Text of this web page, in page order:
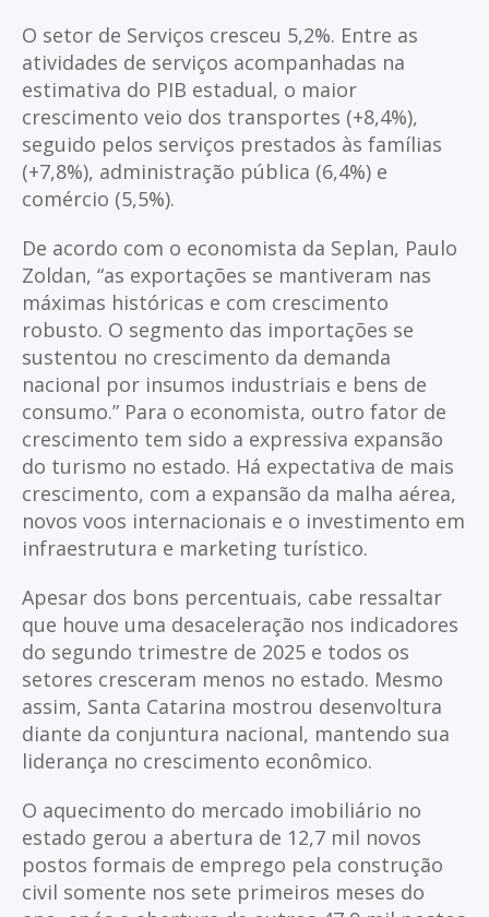
O setor de Serviços cresceu 5,2%. Entre as
atividades de serviços acompanhadas na
estimativa do PIB estadual, o maior
crescimento veio dos transportes (+8,4%),
seguido pelos serviços prestados às famílias
(+7,8%), administração pública (6,4%) e
comércio (5,5%).
De acordo com o economista da Seplan, Paulo
Zoldan, “as exportações se mantiveram nas
máximas históricas e com crescimento
robusto. O segmento das importações se
sustentou no crescimento da demanda
nacional por insumos industriais e bens de
consumo.” Para o economista, outro fator de
crescimento tem sido a expressiva expansão
do turismo no estado. Há expectativa de mais
crescimento, com a expansão da malha aérea,
novos voos internacionais e o investimento em
infraestrutura e marketing turístico.
Apesar dos bons percentuais, cabe ressaltar
que houve uma desaceleração nos indicadores
do segundo trimestre de 2025 e todos os
setores cresceram menos no estado. Mesmo
assim, Santa Catarina mostrou desenvoltura
diante da conjuntura nacional, mantendo sua
liderança no crescimento econômico.
O aquecimento do mercado imobiliário no
estado gerou a abertura de 12,7 mil novos
postos formais de emprego pela construção
civil somente nos sete primeiros meses do